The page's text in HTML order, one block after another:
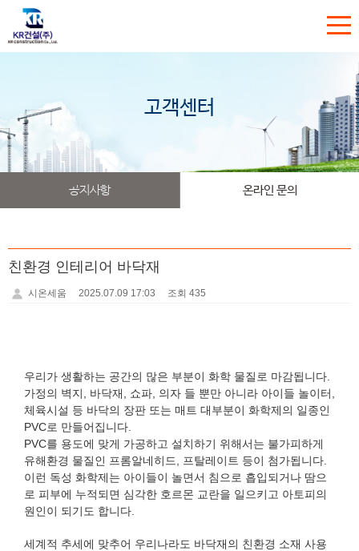
고객센터
공지사항 온라인 문의
친환경 인테리어 바닥재
시온세움 2025.07.09 17:03 조회 435
우리가 생활하는 공간의 많은 부분이 화학 물질로 마감됩니다.
가정의 벽지, 바닥재, 쇼파, 의자 들 뿐만 아니라 아이들 놀이터,
체육시설 등 바닥의 장판 또는 매트 대부분이 화학제의 일종인
PVC로 만들어집니다.
PVC를 용도에 맞게 가공하고 설치하기 위해서는 불가피하게
유해환경 물질인 프롬알네히드, 프탈레이트 등이 첨가됩니다.
이런 독성 화학제는 아이들이 놀면서 침으로 흡입되거나 땀으
로 피부에 누적되면 심각한 호르몬 교란을 일으키고 아토피의
원인이 되기도 합니다.
세계적 추세에 맞추어 우리나라도 바닥재의 친환경 소재 사용